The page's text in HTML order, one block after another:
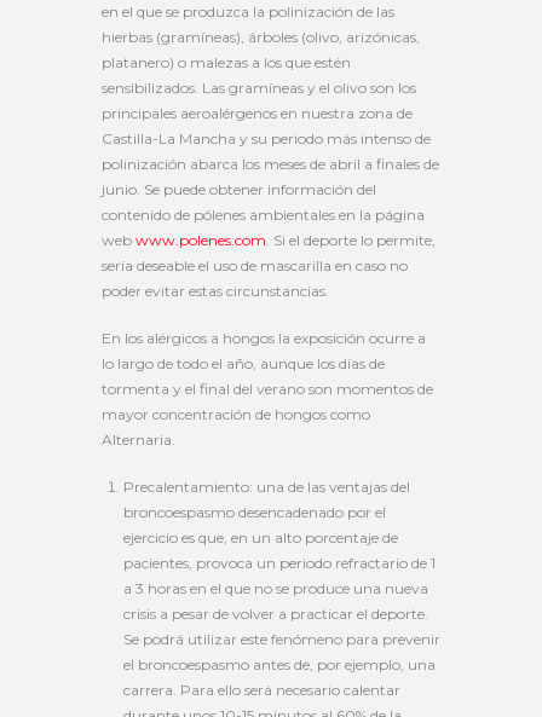
en el que se produzca la polinización de las
hierbas (gramíneas), árboles (olivo, arizónicas,
platanero) o malezas a los que estén
sensibilizados. Las gramíneas y el olivo son los
principales aeroalérgenos en nuestra zona de
Castilla-La Mancha y su periodo más intenso de
polinización abarca los meses de abril a finales de
junio. Se puede obtener información del
contenido de pólenes ambientales en la página
web www.polenes.com . Si el deporte lo permite,
sería deseable el uso de mascarilla en caso no
poder evitar estas circunstancias.
En los alérgicos a hongos la exposición ocurre a
lo largo de todo el año, aunque los días de
tormenta y el final del verano son momentos de
mayor concentración de hongos como
Alternaria.
Precalentamiento: una de las ventajas del
broncoespasmo desencadenado por el
ejercicio es que, en un alto porcentaje de
pacientes, provoca un periodo refractario de 1
a 3 horas en el que no se produce una nueva
crisis a pesar de volver a practicar el deporte.
Se podrá utilizar este fenómeno para prevenir
el broncoespasmo antes de, por ejemplo, una
carrera. Para ello será necesario calentar